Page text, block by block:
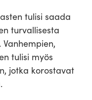
tulisi saada
turvallisesta
tulisi myös
jotka korostavat